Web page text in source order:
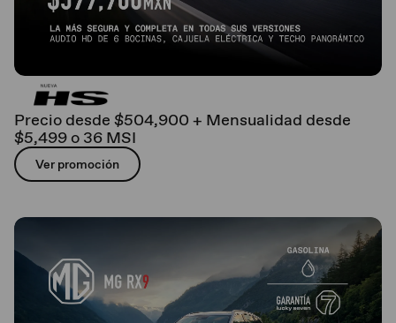
Precio desde $504,900 + Mensualidad desde
$5,499 o 36 MSI
Ver promoción